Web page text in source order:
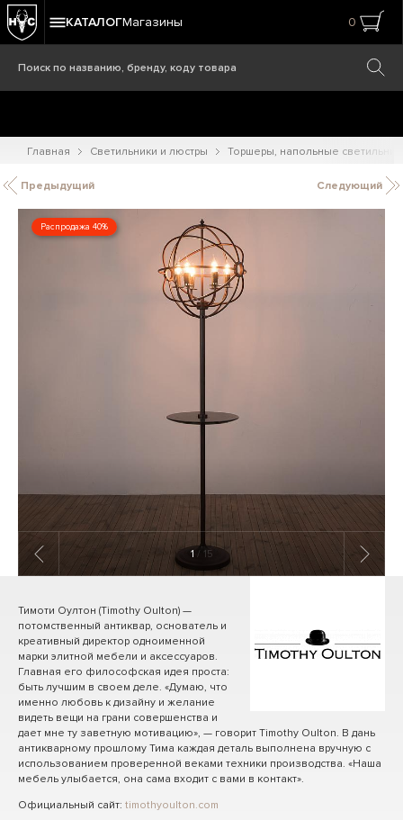
КАТАЛОГМагазины 0
Главная Светильники и люстры Торшеры, напольные
Предыдущий Следующий
Распродажа 40%
1 / 15
Тимоти Оултон (Timothy Oulton) —
потомственный антиквар, основатель и
креативный директор одноименной
марки элитной мебели и аксессуаров.
Главная его философская идея проста:
быть лучшим в своем деле. «Думаю, что
именно любовь к дизайну и желание
видеть вещи на грани совершенства и
дает мне ту заветную мотивацию», — говорит Timothy Oulton. В дань
антикварному прошлому Тима каждая деталь выполнена вручную с
использованием проверенной веками техники производства. «Наша
мебель улыбается, она сама входит с вами в контакт».
Официальный сайт: timothyoulton.com